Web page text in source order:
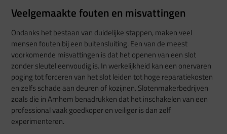
Veelgemaakte fouten en misvattingen
Ondanks het bestaan van duidelijke stappen, maken veel
mensen fouten bij een buitensluiting. Een van de meest
voorkomende misvattingen is dat het openen van een slot
zonder sleutel eenvoudig is. In werkelijkheid kan een onervaren
poging tot forceren van het slot leiden tot hoge reparatiekosten
en zelfs schade aan deuren of kozijnen. Slotenmakerbedrijven
zoals die in Arnhem benadrukken dat het inschakelen van een
professional vaak goedkoper en veiliger is dan zelf
experimenteren.